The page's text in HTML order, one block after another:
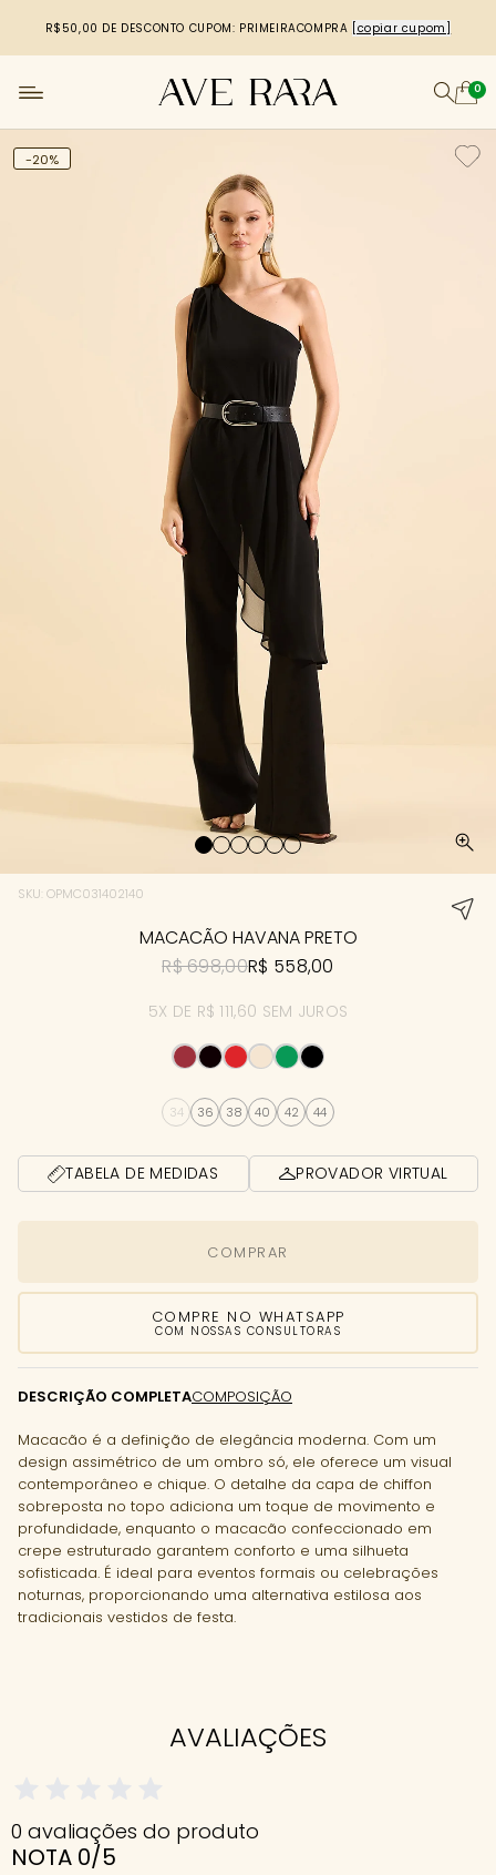
R$50,00 DE DESCONTO CUPOM: PRIMEIRACOMPRA [copiar cupom]
0
-20%
SKU: OPMC031402140
MACACÃO HAVANA PRETO
R$ 698,00R$ 558,00
5X DE R$ 111,60 SEM JUROS
34 36 38 40 42 44
TABELA DE MEDIDAS PROVADOR VIRTUAL
COMPRAR
COMPRE NO WHATSAPP
COM NOSSAS CONSULTORAS
DESCRIÇÃO COMPLETACOMPOSIÇÃO
Macacão é a definição de elegância moderna. Com um
design assimétrico de um ombro só, ele oferece um visual
contemporâneo e chique. O detalhe da capa de chiffon
sobreposta no topo adiciona um toque de movimento e
profundidade, enquanto o macacão confeccionado em
crepe estruturado garantem conforto e uma silhueta
sofisticada. É ideal para eventos formais ou celebrações
noturnas, proporcionando uma alternativa estilosa aos
tradicionais vestidos de festa.
AVALIAÇÕES
0 avaliações do produto
NOTA 0/5